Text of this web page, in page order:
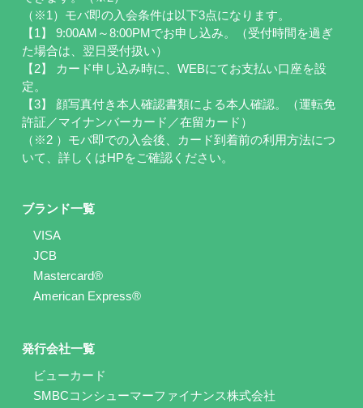
（※1）モバ即の入会条件は以下3点になります。
【1】 9:00AM～8:00PMでお申し込み。（受付時間を過ぎ
た場合は、翌日受付扱い）
【2】 カード申し込み時に、WEBにてお支払い口座を設
定。
【3】 顔写真付き本人確認書類による本人確認。（運転免
許証／マイナンバーカード／在留カード）
（※2 ）モバ即での入会後、カード到着前の利用方法につ
いて、詳しくはHPをご確認ください。
ブランド一覧
VISA
JCB
Mastercard®
American Express®
発行会社一覧
ビューカード
SMBCコンシューマーファイナンス株式会社